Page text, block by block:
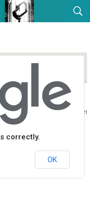
Professeur des
correctly.
OK